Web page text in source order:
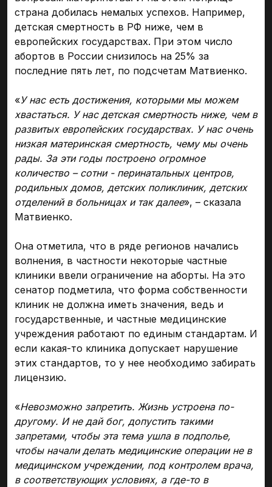
страна добилась немалых успехов. Например,
детская смертность в РФ ниже, чем в
европейских государствах. При этом число
абортов в России снизилось на 25% за
последние пять лет, по подсчетам Матвиенко.
«У нас есть достижения, которыми мы можем
хвастаться. У нас детская смертность ниже, чем в
развитых европейских государствах. У нас очень
низкая материнская смертность, чему мы очень
рады. За эти годы построено огромное
количество – сотни - перинатальных центров,
родильных домов, детских поликлиник, детских
отделений в больницах и так далее», – сказала
Матвиенко.
Она отметила, что в ряде регионов начались
волнения, в частности некоторые частные
клиники ввели ограничение на аборты. На это
сенатор подметила, что форма собственности
клиник не должна иметь значения, ведь и
государственные, и частные медицинские
учреждения работают по единым стандартам. И
если какая-то клиника допускает нарушение
этих стандартов, то у нее необходимо забирать
лицензию.
«Невозможно запретить. Жизнь устроена по-
другому. И не дай бог, допустить такими
запретами, чтобы эта тема ушла в подполье,
чтобы начали делать медицинские операции не в
медицинском учреждении, под контролем врача,
в соответствующих условиях, а где-то в